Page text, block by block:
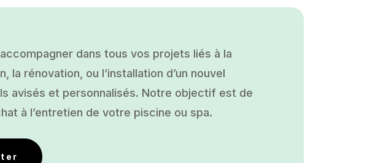
dans tous vos projets liés à la
rénovation, ou l’installation d’un nouvel
avisés et personnalisés. Notre objectif est de
à l’entretien de votre piscine ou spa.